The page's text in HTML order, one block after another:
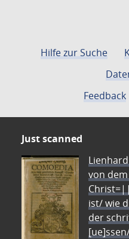
Hilfe zur Suche
Feedback
Just scanned
von
ist/ wie
der